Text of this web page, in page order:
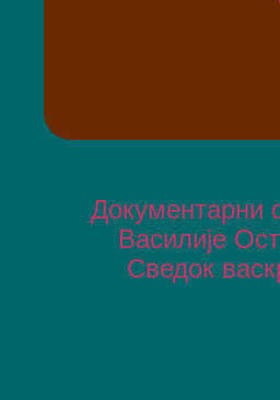
Василије
Сведок